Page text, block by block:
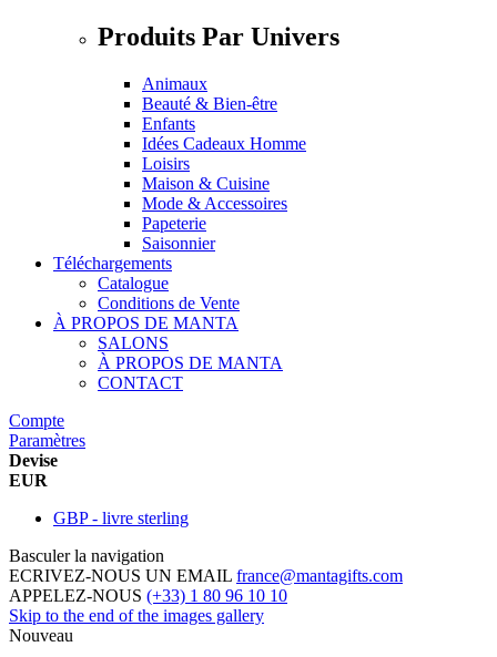
Produits Par Univers
Animaux
Beauté & Bien-être
Enfants
Idées Cadeaux Homme
Loisirs
Maison & Cuisine
Mode & Accessoires
Papeterie
Saisonnier
Téléchargements
Catalogue
Conditions de Vente
À PROPOS DE MANTA
SALONS
À PROPOS DE MANTA
CONTACT
Compte
Paramètres
Devise
EUR
GBP - livre sterling
Basculer la navigation
ECRIVEZ-NOUS UN EMAIL france@mantagifts.com
APPELEZ-NOUS (+33) 1 80 96 10 10
Skip to the end of the images gallery
Nouveau